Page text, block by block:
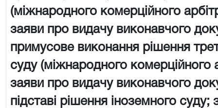
(міжнародного комерційного
заяви про видачу виконавчого
примусове виконання рішення
суду (міжнародного комерційного
заяви про видачу виконавчого
підставі рішення іноземного суду;